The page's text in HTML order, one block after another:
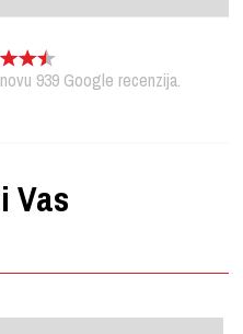
939Google recenzija.
Vas